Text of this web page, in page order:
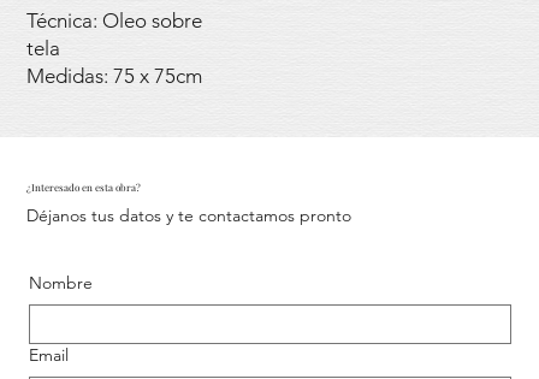
Técnica: Oleo sobre
tela
Medidas: 75 x 75cm
¿Interesado en esta obra?
Déjanos tus datos y te contactamos pronto
Nombre
Email